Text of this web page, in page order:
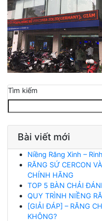
Tìm kiếm
Bài viết mới
Niềng Răng Xinh –
RĂNG SỨ CERCON
CHÍNH HÃNG
TOP 5 BÀN CHẢI
QUY TRÌNH NIỀNG
[GIẢI ĐÁP] – RĂNG
KHÔNG?